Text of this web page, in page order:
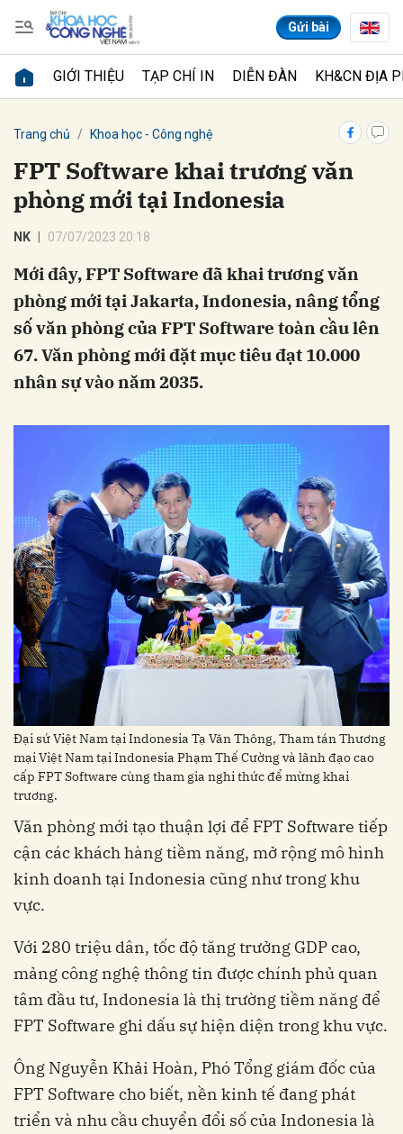
Gửi bài
GIỚI THIỆU TẠP CHÍ IN DIỄN ĐÀN KH&CN ĐỊA
Trang chủ Khoa học - Công nghệ
FPT Software khai trương văn
phòng mới tại Indonesia
NK 07/07/2023 20:18
Mới đây, FPT Software đã khai trương văn
phòng mới tại Jakarta, Indonesia, nâng tổng
số văn phòng của FPT Software toàn cầu lên
67. Văn phòng mới đặt mục tiêu đạt 10.000
nhân sự vào năm 2035.
Đại sứ Việt Nam tại Indonesia Tạ Văn Thông, Tham tán Thương
mại Việt Nam tại Indonesia Phạm Thế Cường và lãnh đạo cao
cấp FPT Software cùng tham gia nghi thức để mừng khai
trương.
Văn phòng mới tạo thuận lợi để FPT Software tiếp
cận các khách hàng tiềm năng, mở rộng mô hình
kinh doanh tại Indonesia cũng như trong khu
vực.
Với 280 triệu dân, tốc độ tăng trưởng GDP cao,
mảng công nghệ thông tin được chính phủ quan
tâm đầu tư, Indonesia là thị trường tiềm năng để
FPT Software ghi dấu sự hiện diện trong khu vực.
Ông Nguyễn Khải Hoàn, Phó Tổng giám đốc của
FPT Software cho biết, nền kinh tế đang phát
triển và nhu cầu chuyển đổi số của Indonesia là
Gửi bình luận
Hủy Gửi